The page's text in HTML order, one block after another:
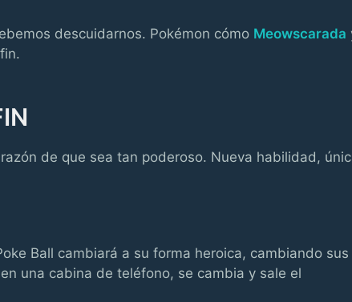
descuidarnos. Pokémon cómo Meowscarada
de que sea tan poderoso. Nueva habilidad,
Ball cambiará a su forma heroica, cambiando sus
una cabina de teléfono, se cambia y sale el